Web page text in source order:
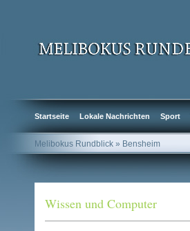
Startseite Lokale Nachrichten Sport
Melibokus Rundblick » Bensheim
Wissen und Computer